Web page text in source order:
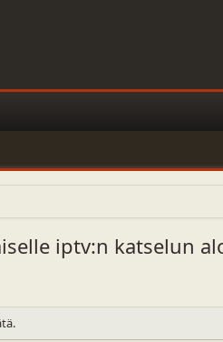
iptv:n katselun